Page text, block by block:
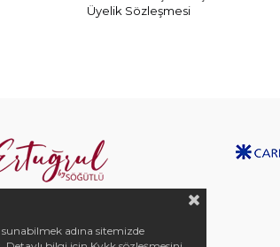
Üyelik Sözleşmesi
adına sitemizde